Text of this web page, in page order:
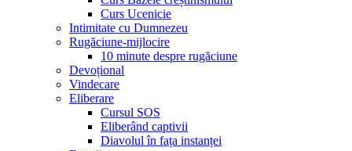
Curs Ucenicie
Intimitate cu Dumnezeu
Rugăciune-mijlocire
10 minute despre rugăciune
Devoțional
Vindecare
Eliberare
Cursul SOS
Eliberând captivii
Diavolul în fața instanței